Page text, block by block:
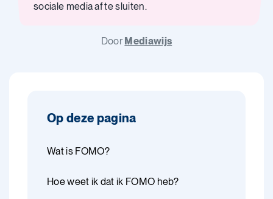
sociale media af te sluiten.
DoorMediawijs
Op deze pagina
Wat is FOMO?
Hoe weet ik dat ik FOMO heb?